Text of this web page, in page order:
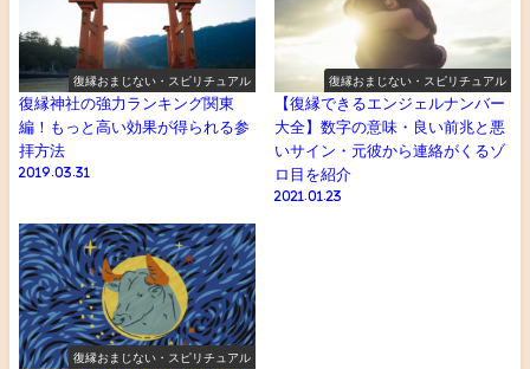
復縁おまじない・スピリチュアル
復縁神社の強力ランキング関東
編！もっと高い効果が得られる参
拝方法
2019.03.31
復縁おまじない・スピリチュアル
【復縁できるエンジェルナンバー
大全】数字の意味・良い前兆と悪
いサイン・元彼から連絡がくるゾ
ロ目を紹介
2021.01.23
復縁おまじない・スピリチュアル